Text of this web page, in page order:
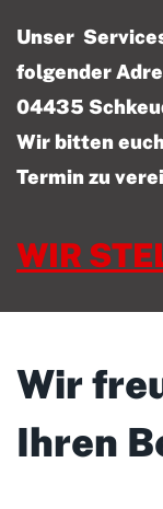
Unser
folgender
04435
Wir bitten
Termin zu
WIR
Wir
Ihren